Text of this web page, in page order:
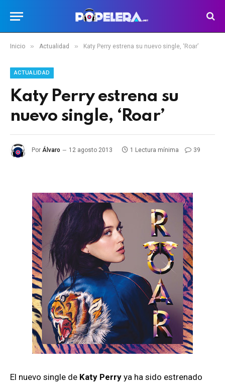
Inicio » Actualidad » Katy Perry estrena su nuevo single, ‘Roar’
ACTUALIDAD
Katy Perry estrena su
nuevo single, ‘Roar’
Por Álvaro 12 agosto 2013 1 Lectura mínima 39
El nuevo single de Katy Perry ya ha sido estrenado